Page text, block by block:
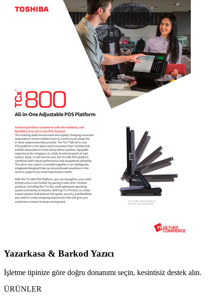
Yazarkasa & Barkod Yazıcı
İşletme tipinize göre doğru donanımı seçin, kesintisiz destek alın.
ÜRÜNLER